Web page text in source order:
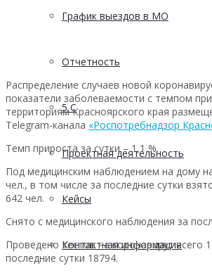
График выездов в МО
Отчетность
5 С
Проектная деятельность
Кейсы
Контактная информация
Распределение случаев новой
показатели заболеваемости с темпом
территориям Красноярского края
Telegram-канала «Роспотребнадзор
Темп прироста за сутки – 1,1 %.
Под медицинским наблюдением на дому
чел., в том числе за последние сутки
642 чел.
Снято с медицинского наблюдения за
Проведено тестов на коронавирус всего
последние сутки 18794.